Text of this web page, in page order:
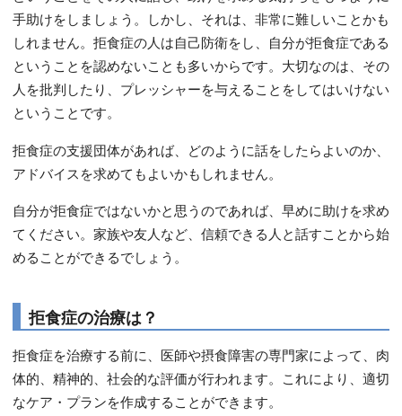
手助けをしましょう。しかし、それは、非常に難しいことかも
しれません。拒食症の人は自己防衛をし、自分が拒食症である
ということを認めないことも多いからです。大切なのは、その
人を批判したり、プレッシャーを与えることをしてはいけない
ということです。
拒食症の支援団体があれば、どのように話をしたらよいのか、
アドバイスを求めてもよいかもしれません。
自分が拒食症ではないかと思うのであれば、早めに助けを求め
てください。家族や友人など、信頼できる人と話すことから始
めることができるでしょう。
拒食症の治療は？
拒食症を治療する前に、医師や摂食障害の専門家によって、肉
体的、精神的、社会的な評価が行われます。これにより、適切
なケア・プランを作成することができます。